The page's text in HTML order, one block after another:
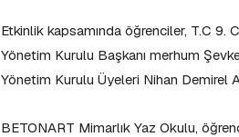
Etkinlik kapsamında öğrenciler, T.C 9.
Yönetim Kurulu Başkanı merhum
Yönetim Kurulu Üyeleri Nihan Demirel
BETONART Mimarlık Yaz Okulu,